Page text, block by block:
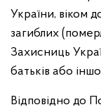
України, віком
загиблих
Захисниць
батьків або
Відповідно до